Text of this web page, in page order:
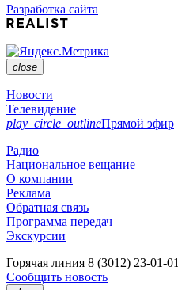
Разработка сайта
close
Новости
Телевидение
play_circle_outlineПрямой эфир
Радио
Национальное вещание
О компании
Реклама
Обратная связь
Программа передач
Экскурсии
Горячая линия 8 (3012) 23-01-01
Сообщить новость